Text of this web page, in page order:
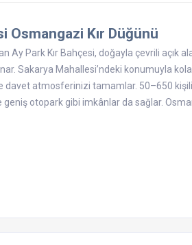
Osmangazi Kır Düğünü
Ay Park Kır Bahçesi, doğayla çevrili açık
Sakarya Mahallesi’ndeki konumuyla
davet atmosferinizi tamamlar. 50–650
otopark gibi imkânlar da sağlar.